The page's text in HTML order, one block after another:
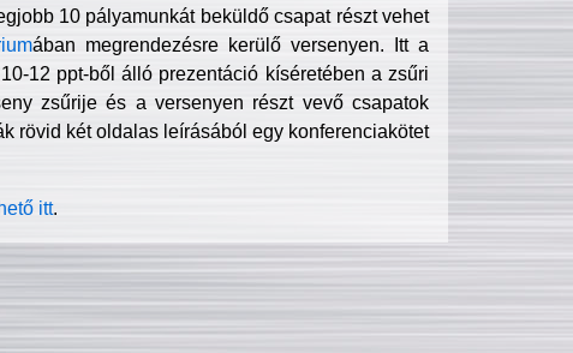
10 pályamunkát beküldő csapat részt vehet
ában megrendezésre kerülő versenyen. Itt a
12 ppt-ből álló prezentáció kíséretében a zsűri
zsűrije és a versenyen részt vevő csapatok
rövid két oldalas leírásából egy konferenciakötet
itt.